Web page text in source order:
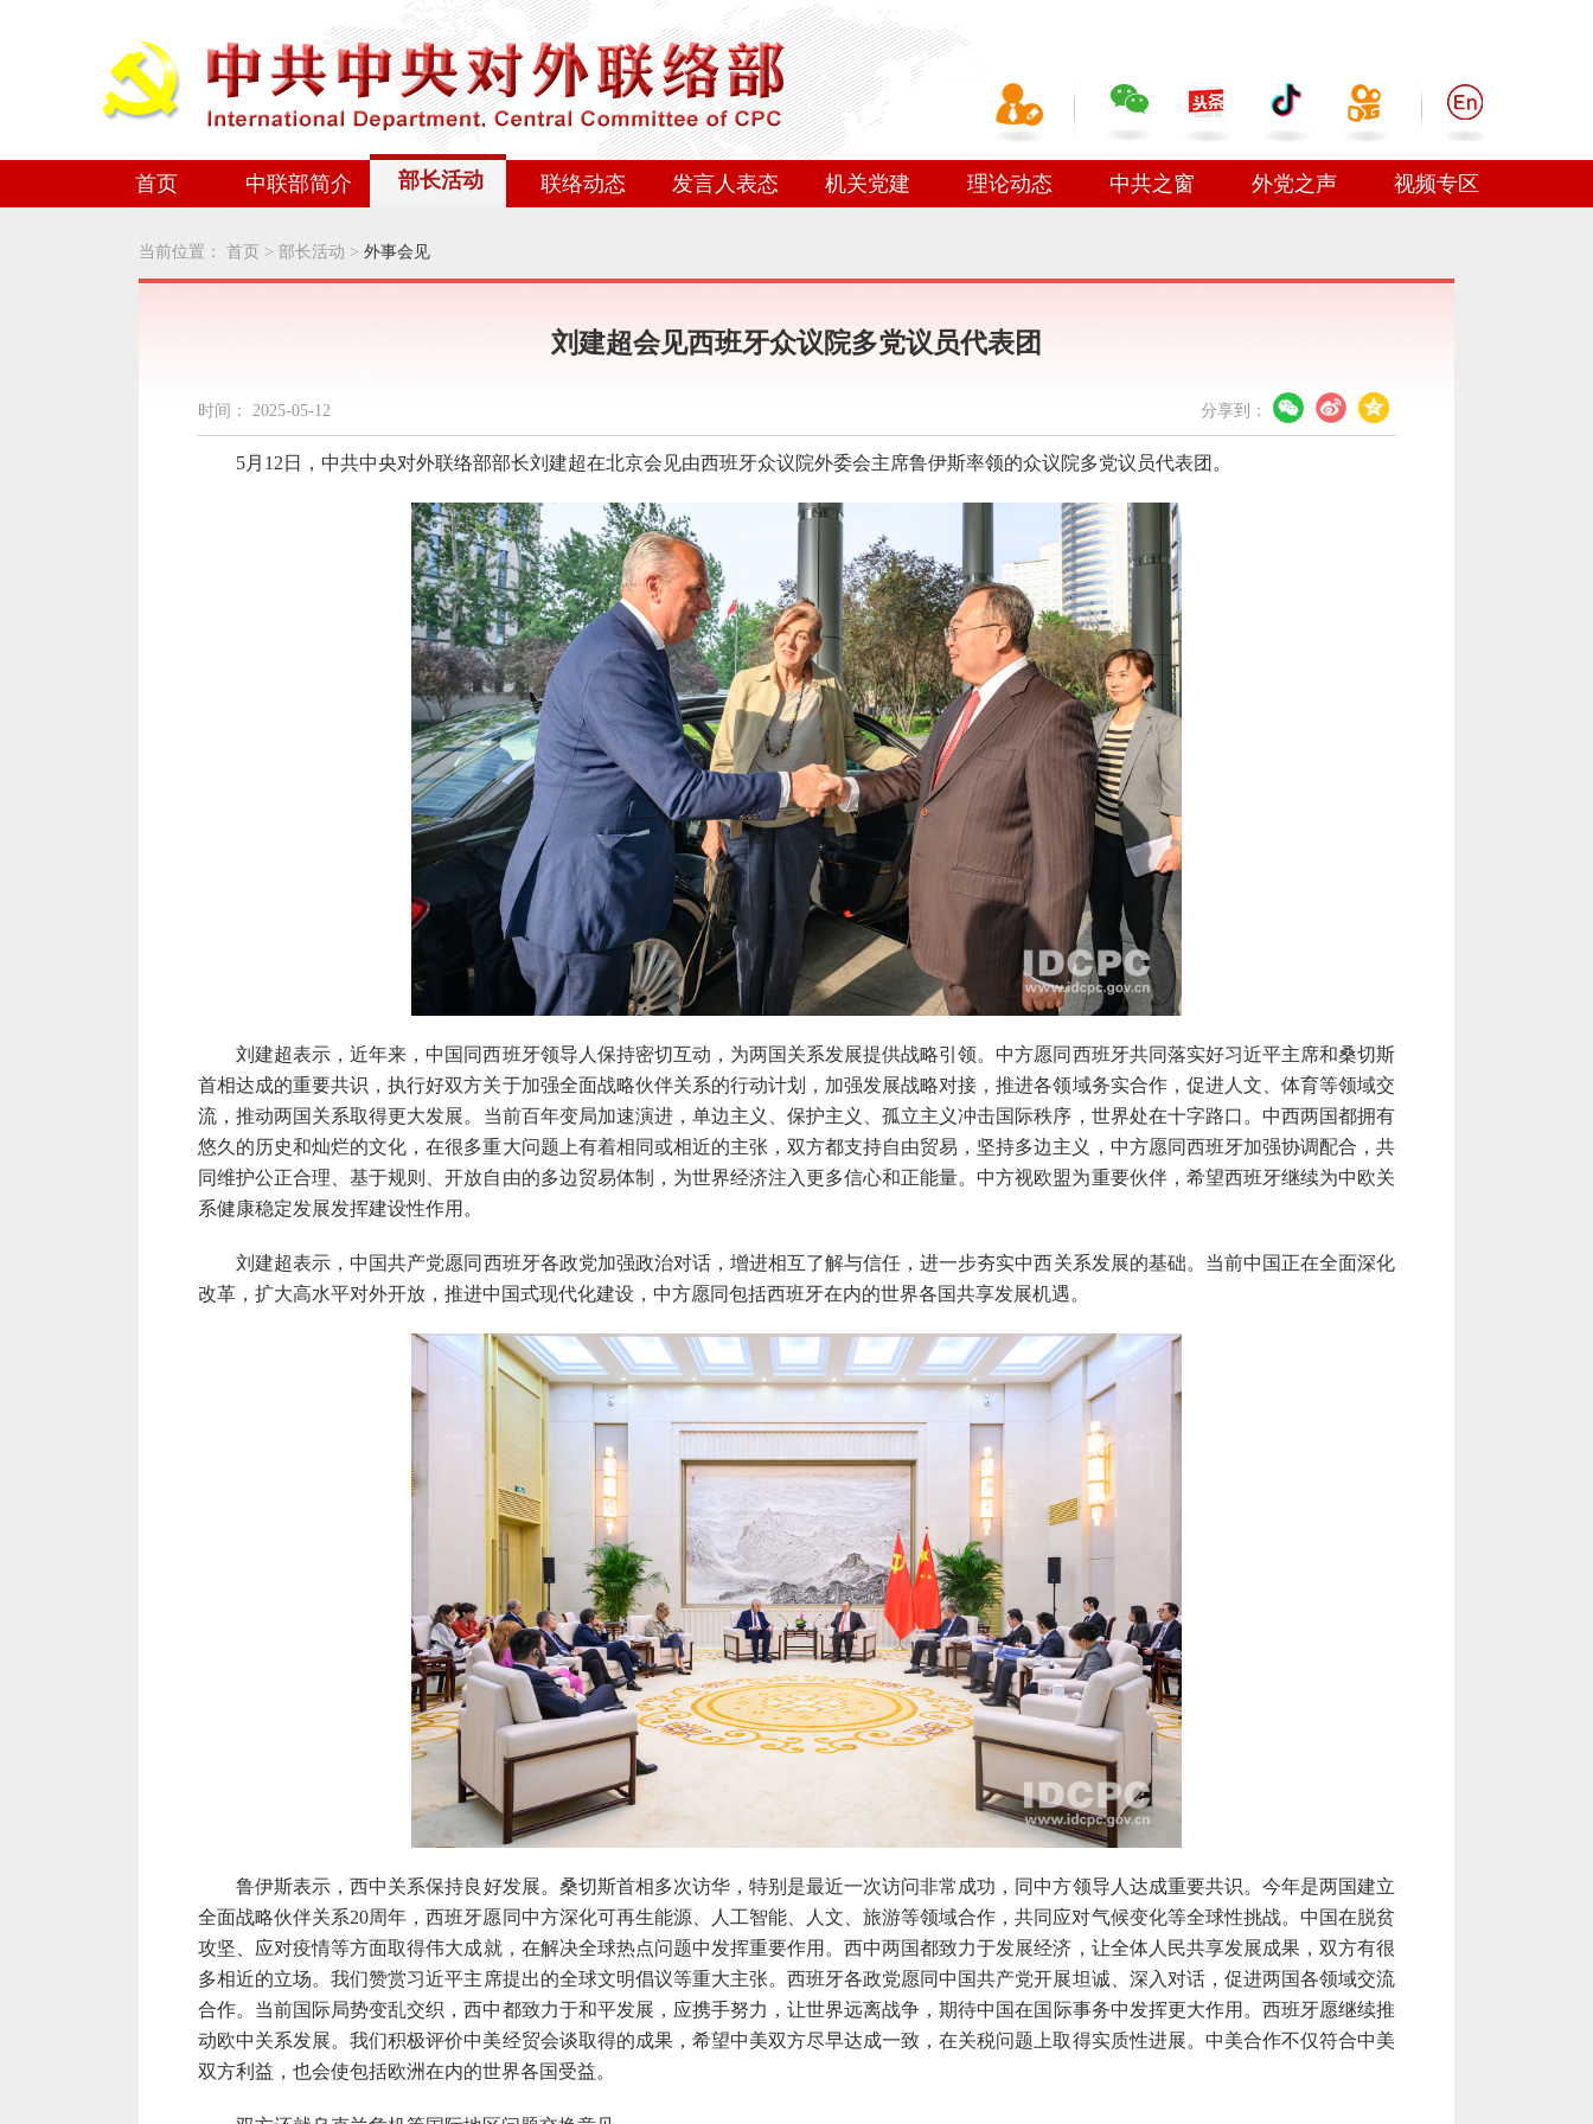
首页 中联部简介 部长活动 联络动态 发言人表态 机关党建 理论动态 中共之窗 外党之声 视频专区
当前位置： 首页 > 部长活动 > 外事会见
刘建超会见西班牙众议院多党议员代表团
时间： 2025-05-12 分享到：
5月 12 日，中共中央对外联络部部长刘建超在北京会见由西班牙众议院外委会主席鲁伊斯率领的众议院多党议员代表团。
刘建超表示，近年来，中国同西班牙领导人保持密切互动，为两国关系发展提供战略引领。 中方愿同西班牙共同落实好习近平主席和桑切斯
首相达成的重要共识，执行好双方关于加强全面战略伙伴关系的行动计划，加强发展战略对接，推进各领域务实合作， 促进人文、体育等领域交
流，推动两国 关系取得更大发展。当前百年变局加速演进，单边主义、保护主义、孤立主义冲击国际秩序，世界处在十字路口。中西两国都拥有
悠久的历史和灿烂的文化，在很多重大问题上有着相同或相近的主张，双方都支持自由贸易，坚持多边主义，中方愿同西班牙加强协调配合，共
同维护公正合理、基于规则、开放自由的多边贸易体制，为世界经济注入更多信心和正能量。 中方视欧盟为重要伙伴，希望西班牙继续为中欧关
系健康稳定发展发挥建设性作用。
刘建超表示， 中国共产党愿同西班牙各政党加强政治对话，增进相互了解与信任，进一步夯实中西关系发展的基础。当前中国正在全面深化
改革，扩大高水平对外开放，推进中国式现代化建设，中方愿同包括西班牙在内的世界各国共享发展机遇。
鲁伊斯表示，西中关系保持良好发展。 桑切斯首相多次访华，特别是最近一次访问非常成功，同中方领导人达成重要共识。今年是两国建立
全面战略伙伴关系20周年，西班牙愿同中方深化可再生能源、人工智能、人文、旅游等领域合作，共同应对气候变化等全球性挑战。中国在脱贫
攻坚、应对疫情等方面取得伟大成就，在解决全球热点问题中发挥重要作用。西中两国都致力于发展经济，让全体人民共享发展成果，双方有很
多相近的立场。我们赞赏习近平主席提出的全球文明倡议等重大主张。西班牙各政党愿同中国共产党开展坦诚、深入对话，促进两国各领域交流
合作。当前国际局势变乱交织，西中都致力于和平发展，应携手努力，让世界远离战争 ，期待中国在国际事务中发挥更大作用。西班牙愿继续推
动欧中关系发展。我们积极评价中美经贸会谈取得的成果，希望中美双方尽早达成一致，在关税问题上取得实质性进展。 中美合作不仅符合中美
双方利益，也会使包括欧洲在内的世界各国受益。